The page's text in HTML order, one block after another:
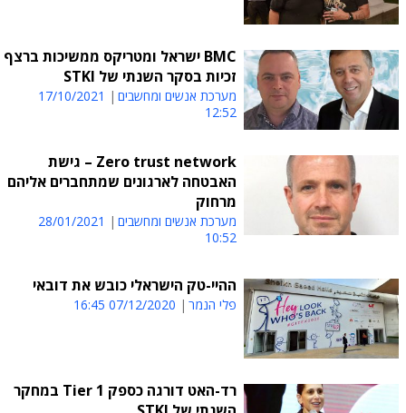
BMC ישראל ומטריקס ממשיכות ברצף
זכיות בסקר השנתי של STKI
מערכת אנשים ומחשבים
17/10/2021
12:52
Zero trust network – גישת
האבטחה לארגונים שמתחברים אליהם
מרחוק
מערכת אנשים ומחשבים
28/01/2021
10:52
ההיי-טק הישראלי כובש את דובאי
פלי הנמר 07/12/2020 16:45
רד-האט דורגה כספק Tier 1 במחקר